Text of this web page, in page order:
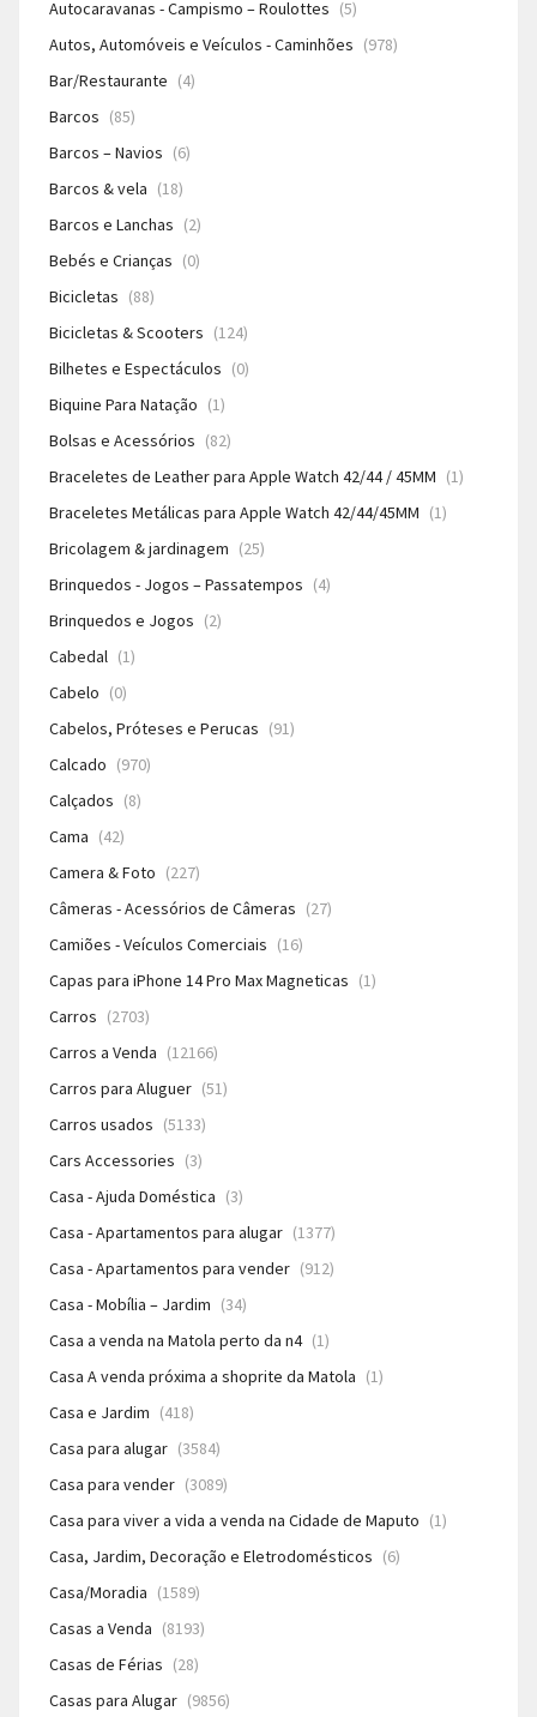
Autocaravanas - Campismo – Roulottes (5)
Autos, Automóveis e Veículos - Caminhões (978)
Bar/Restaurante (4)
Barcos (85)
Barcos – Navios (6)
Barcos & vela (18)
Barcos e Lanchas (2)
Bebés e Crianças (0)
Bicicletas (88)
Bicicletas & Scooters (124)
Bilhetes e Espectáculos (0)
Biquine Para Natação (1)
Bolsas e Acessórios (82)
Braceletes de Leather para Apple Watch 42/44 / 45MM (1)
Braceletes Metálicas para Apple Watch 42/44/45MM (1)
Bricolagem & jardinagem (25)
Brinquedos - Jogos – Passatempos (4)
Brinquedos e Jogos (2)
Cabedal (1)
Cabelo (0)
Cabelos, Próteses e Perucas (91)
Calcado (970)
Calçados (8)
Cama (42)
Camera & Foto (227)
Câmeras - Acessórios de Câmeras (27)
Camiões - Veículos Comerciais (16)
Capas para iPhone 14 Pro Max Magneticas (1)
Carros (2703)
Carros a Venda (12166)
Carros para Aluguer (51)
Carros usados (5133)
Cars Accessories (3)
Casa - Ajuda Doméstica (3)
Casa - Apartamentos para alugar (1377)
Casa - Apartamentos para vender (912)
Casa - Mobília – Jardim (34)
Casa a venda na Matola perto da n4 (1)
Casa A venda próxima a shoprite da Matola (1)
Casa e Jardim (418)
Casa para alugar (3584)
Casa para vender (3089)
Casa para viver a vida a venda na Cidade de Maputo (1)
Casa, Jardim, Decoração e Eletrodomésticos (6)
Casa/Moradia (1589)
Casas a Venda (8193)
Casas de Férias (28)
Casas para Alugar (9856)